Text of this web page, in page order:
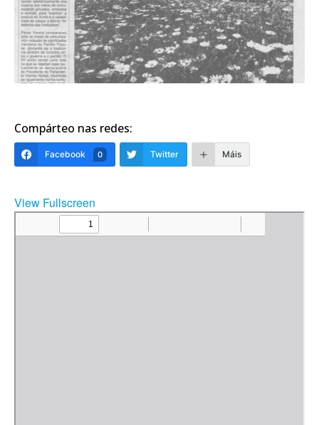
Compárteo nas redes:
Facebook 0 Twitter Máis
View Fullscreen